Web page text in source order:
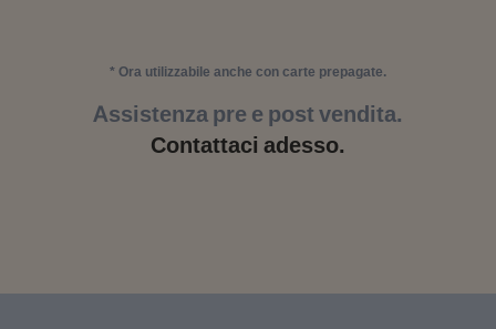
* Ora utilizzabile anche con carte prepagate.
Assistenza pre e post vendita.
Contattaci adesso.